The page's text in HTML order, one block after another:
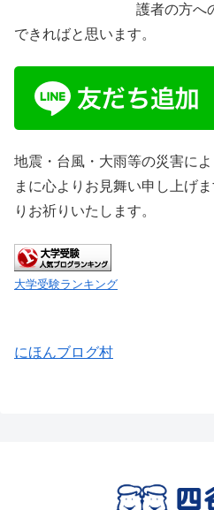
護者の方へ
できればと思います。
地震・台風・大雨等の災害に
まに心よりお見舞い申し上げ
りお祈りいたします。
大学受験ランキング
にほんブログ村